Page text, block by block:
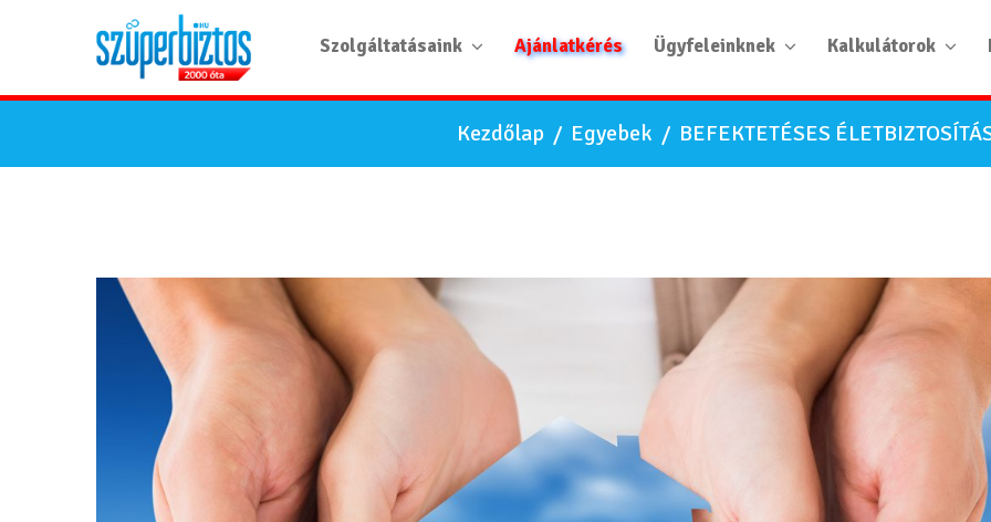
Szolgáltatásaink Ajánlatkérés Ügyfeleinknek Kalkulátorok
Kezdőlap / Egyebek / BEFEKTETÉSES